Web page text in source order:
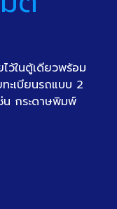
ว้ในตู้เดียวพร้อม
ะเบียนรถแบบ 2
น กระดาษพิมพ์